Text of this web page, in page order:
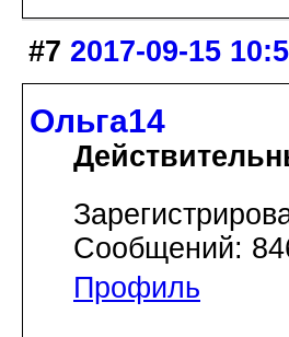
#7 2017-09-15
Ольга14
Сообщений:
Профиль